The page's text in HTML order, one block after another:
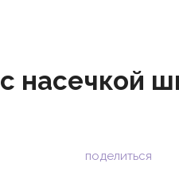
насечкой
поделиться